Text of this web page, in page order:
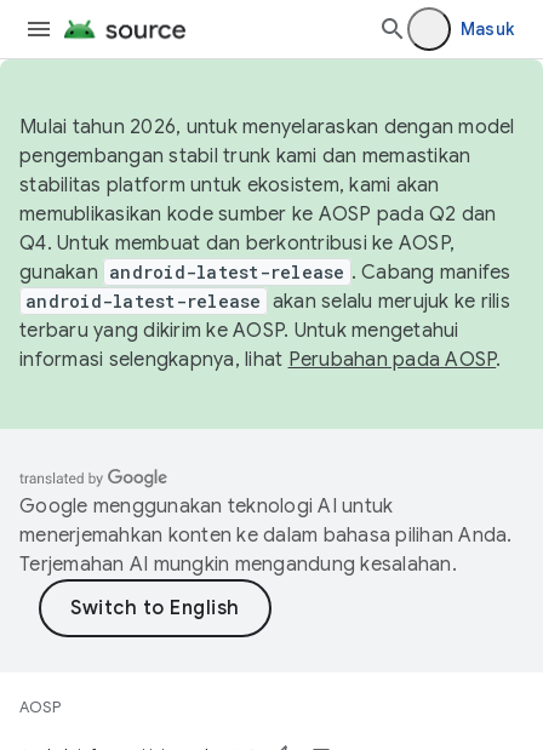
Masuk
Mulai tahun 2026, untuk menyelaraskan dengan model
pengembangan stabil trunk kami dan memastikan
stabilitas platform untuk ekosistem, kami akan
memublikasikan kode sumber ke AOSP pada Q2 dan
Q4. Untuk membuat dan berkontribusi ke AOSP,
gunakan android-latest-release . Cabang manifes
android-latest-release akan selalu merujuk ke rilis
terbaru yang dikirim ke AOSP. Untuk mengetahui
informasi selengkapnya, lihat Perubahan pada AOSP.
Google menggunakan teknologi AI untuk
menerjemahkan konten ke dalam bahasa pilihan Anda.
Terjemahan AI mungkin mengandung kesalahan.
AOSP